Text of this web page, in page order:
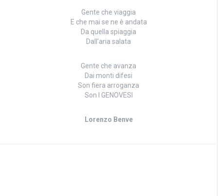
Gente che viaggia
E che mai se ne è andata
Da quella spiaggia
Dall’aria salata
Gente che avanza
Dai monti difesi
Son fiera arroganza
Son I GENOVESI
Lorenzo Benve